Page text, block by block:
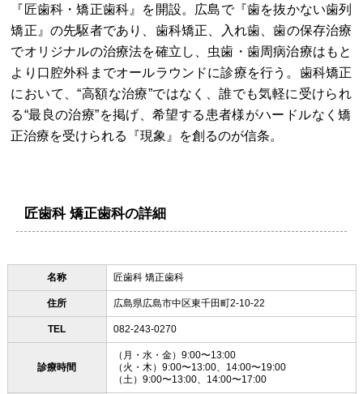
『匠歯科・矯正歯科』を開設。広島で『歯を抜かない歯列
矯正』の先駆者であり、歯科矯正、入れ歯、歯の保存治療
でオリジナルの治療法を確立し、虫歯・歯周病治療はもと
より口腔外科までオールラウンドに診療を行う。歯科矯正
において、“高額な治療”ではなく、誰でも気軽に受けられ
る“最良の治療”を掲げ、希望する患者様がハードルなく矯
正治療を受けられる『現象』を創るのが信条。
匠歯科 矯正歯科の詳細
名称 匠歯科 矯正歯科
住所 広島県広島市中区東千田町2-10-22
TEL 082-243-0270
診療時間
（月・水・金）9:00〜13:00
（火・木）9:00〜13:00、14:00〜19:00
（土）9:00〜13:00、14:00〜17:00